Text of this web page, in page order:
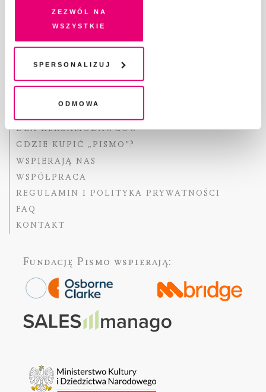
na Twoim urządzeniu końcowym lub dostęp do niego i
przetwarzanie danych. Zgodę na wszystkie lub niektóre
chwili wycofać lub ponowić w zakładce "Ustawienia
plików cookie". Wycofanie zgody nie wpływa na
legalność przetwarzania danych przed jej wycofaniem
Zezwól na
wszystkie
Spersonalizuj
Odmowa
O „PIŚMIE”
ABOUT PISMO
DLA REKLAMODAWCÓW
GDZIE KUPIĆ „PISMO”?
WSPIERAJĄ NAS
WSPÓŁPRACA
REGULAMIN I POLITYKA PRYWATNOŚCI
FAQ
KONTAKT
Fundację Pismo wspierają: